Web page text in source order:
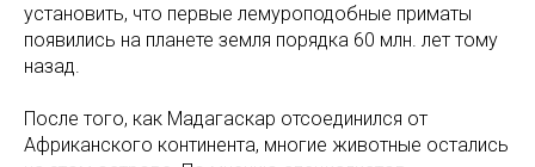
установить, что первые лемуроподобные приматы
появились на планете земля порядка 60 млн. лет тому
назад.
После того, как Мадагаскар отсоединился от
Африканского континента, многие животные остались